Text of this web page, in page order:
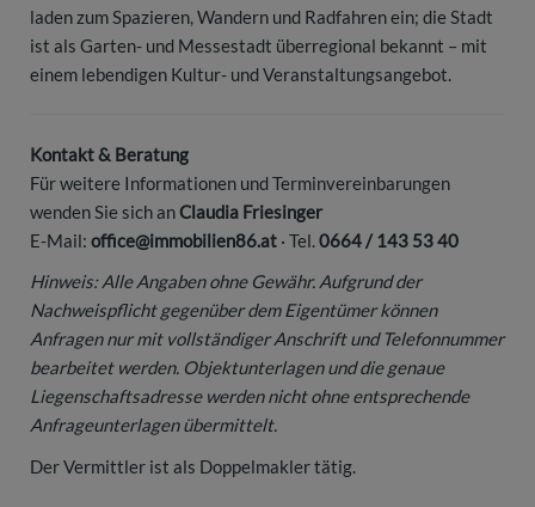
laden zum Spazieren, Wandern und Radfahren ein; die Stadt
ist als Garten- und Messestadt überregional bekannt – mit
einem lebendigen Kultur- und Veranstaltungsangebot.
Kontakt & Beratung
Für weitere Informationen und Terminvereinbarungen
wenden Sie sich anClaudia Friesinger
E-Mail: office@immobilien86.at · Tel.0664 / 143 53 40
Hinweis: Alle Angaben ohne Gewähr. Aufgrund der
Nachweispflicht gegenüber dem Eigentümer können
Anfragen nur mit vollständiger Anschrift und Telefonnummer
bearbeitet werden. Objektunterlagen und die genaue
Liegenschaftsadresse werden nicht ohne entsprechende
Anfrageunterlagen übermittelt.
Der Vermittler ist als Doppelmakler tätig.